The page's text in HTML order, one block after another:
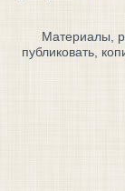
Материалы,
публиковать,